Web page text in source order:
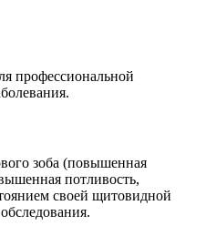
профессиональной
зоба (повышенная
потливость,
своей щитовидной